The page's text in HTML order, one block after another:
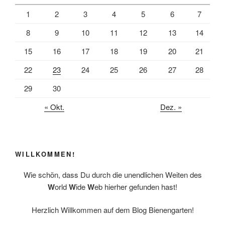
1 2 3 4 5 6
7
8
9 10 11 12 13
14
15
16 17 18 19 20
21
22
23 24 25 26 27
28
29
30
« Okt.
Dez. »
WILLKOMMEN!
Wie schön, dass Du durch die unendlichen Weiten des
WorldWideWeb hierher gefunden hast!
Herzlich Willkommen auf dem Blog Bienengarten!